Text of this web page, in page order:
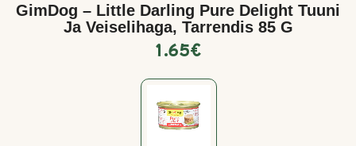
GimDog – Little Darling Pure Delight Tuuni
Ja Veiselihaga, Tarrendis 85 G
1.65€